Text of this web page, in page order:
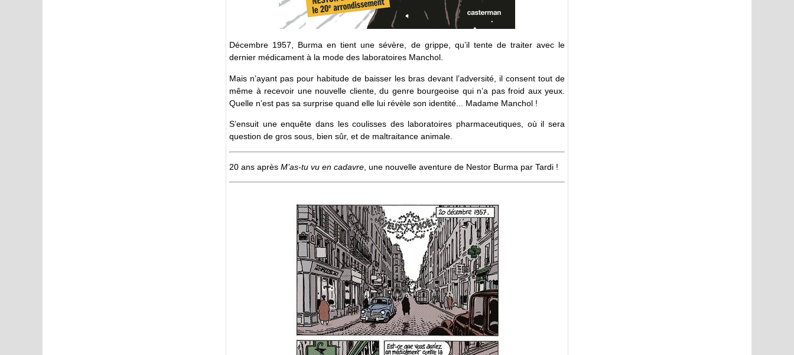
Décembre 1957, Burma en tient une sévère, de grippe, qu’il tente de traiter avec le
dernier médicament à la mode des laboratoires Manchol.
Mais n’ayant pas pour habitude de baisser les bras devant l’adversité, il consent tout de
même à recevoir une nouvelle cliente, du genre bourgeoise qui n’a pas froid aux yeux.
Quelle n’est pas sa surprise quand elle lui révèle son identité... Madame Manchol !
S’ensuit une enquête dans les coulisses des laboratoires pharmaceutiques, où il sera
question de gros sous, bien sûr, et de maltraitance animale.
20 ans après M’as-tu vu en cadavre , une nouvelle aventure de Nestor Burma par Tardi !